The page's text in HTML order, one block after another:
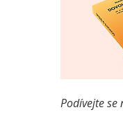
Podívejte